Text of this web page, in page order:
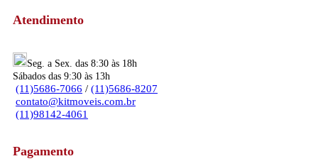
Atendimento
Seg. a Sex. das 8:30 às 18h
Sábados das 9:30 às 13h
(11)5686-7066 / (11)5686-8207
contato@kitmoveis.com.br
(11)98142-4061
Pagamento